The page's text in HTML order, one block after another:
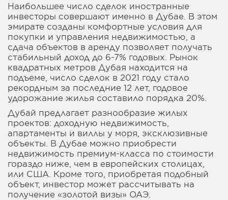
Наибольшее число сделок иностранные
инвесторы совершают именно в Дубае. В этом
эмирате созданы комфортные условия для
покупки и управления недвижимостью, а
сдача объектов в аренду позволяет получать
стабильный доход до 6-7% годовых. Рынок
квадратных метров Дубая находится на
подъеме, число сделок в 2021 году стало
рекордным за последние 12 лет, годовое
удорожание жилья составило порядка 20%.
Дубай предлагает разнообразие жилых
проектов: доходную недвижимость,
апартаменты и виллы у моря, эксклюзивные
объекты. В Дубае можно приобрести
недвижимость премиум-класса по стоимости
гораздо ниже, чем в европейских столицах,
или США. Кроме того, приобретая подобный
объект, инвестор может рассчитывать на
получение «золотой визы» ОАЭ.